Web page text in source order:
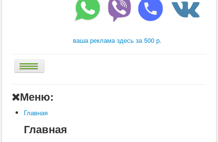
ваша реклама здесь за 500 р.
Меню:
Главная
Главная